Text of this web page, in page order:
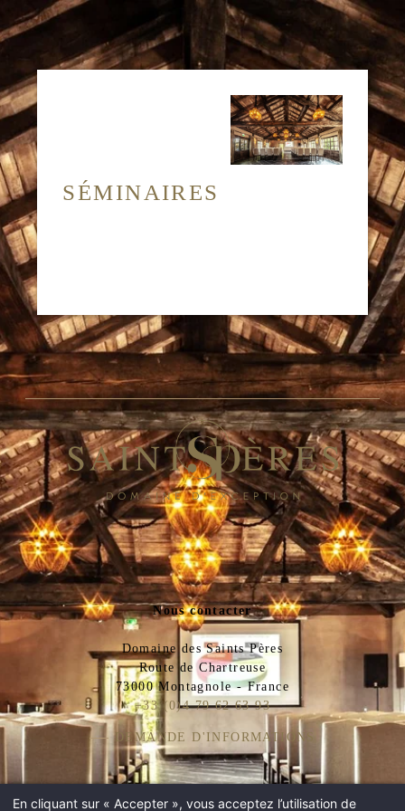
SÉMINAIRES
Nous contacter
Domaine des Saints Pères
Route de Chartreuse
73000 Montagnole - France
+33 (0)4 79 62 63 93
DEMANDE D'INFORMATIONS
ACCUEIL
En cliquant sur « Accepter », vous acceptez l’utilisation de